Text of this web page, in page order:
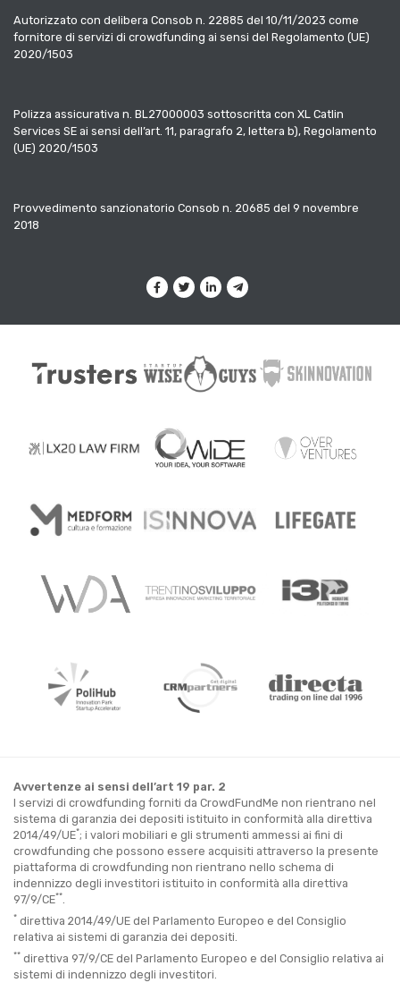
Autorizzato con delibera Consob n. 22885 del 10/11/2023 come
fornitore di servizi di crowdfunding ai sensi del Regolamento (UE)
2020/1503
Polizza assicurativa n. BL27000003 sottoscritta con XL Catlin
Services SE ai sensi dell’art. 11, paragrafo 2, lettera b), Regolamento
(UE) 2020/1503
Provvedimento sanzionatorio Consob n. 20685 del 9 novembre
2018
Avvertenze ai sensi dell’art 19 par. 2
I servizi di crowdfunding forniti da CrowdFundMe non rientrano nel
sistema di garanzia dei depositi istituito in conformità alla direttiva
2014/49/UE*; i valori mobiliari e gli strumenti ammessi ai fini di
crowdfunding che possono essere acquisiti attraverso la presente
piattaforma di crowdfunding non rientrano nello schema di
indennizzo degli investitori istituito in conformità alla direttiva
97/9/CE**
* direttiva 2014/49/UE del Parlamento Europeo e del Consiglio
relativa ai sistemi di garanzia dei depositi.
** direttiva 97/9/CE del Parlamento Europeo e del Consiglio relativa ai
sistemi di indennizzo degli investitori.